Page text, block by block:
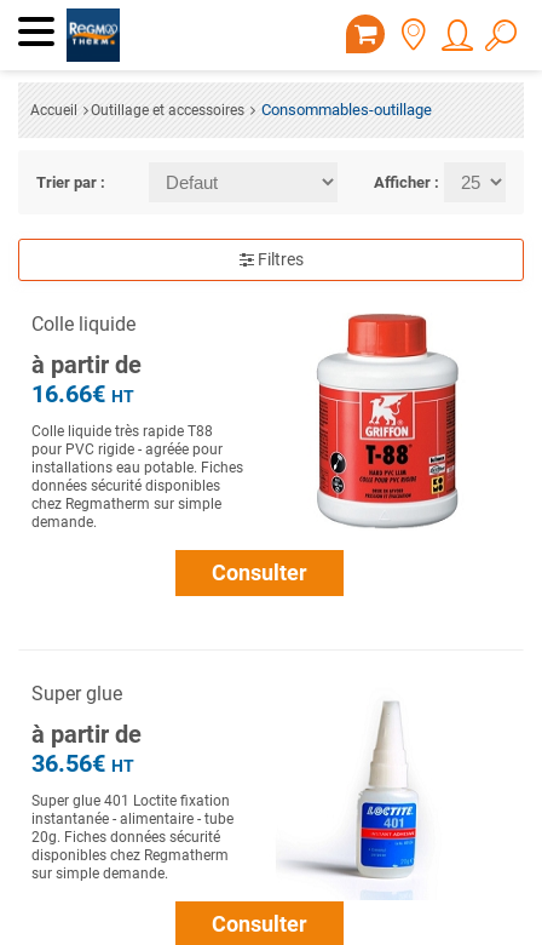
Accueil Outillage et accessoires Consommables-outillage
Trier par : Afficher :
Filtres
Colle liquide
à partir de
16.66€ HT
Colle liquide très rapide T88
pour PVC rigide - agréée pour
installations eau potable. Fiches
données sécurité disponibles
chez Regmatherm sur simple
demande.
Consulter
Super glue
à partir de
36.56€ HT
Super glue 401 Loctite fixation
instantanée - alimentaire - tube
20g. Fiches données sécurité
disponibles chez Regmatherm
sur simple demande.
Consulter